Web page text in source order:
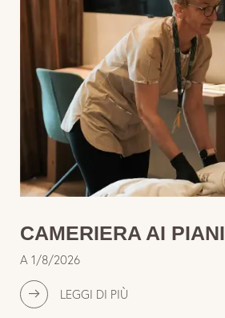
CAMERIERA AI PIANI
A 1/8/2026
LEGGI DI PIÙ